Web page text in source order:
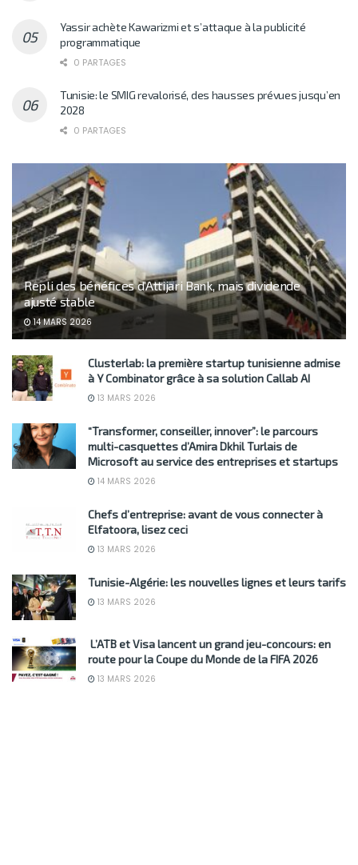
Yassir achète Kawarizmi et s’attaque à la publicité
programmatique
0 PARTAGES
Tunisie: le SMIG revalorisé, des hausses prévues jusqu’en
2028
0 PARTAGES
Repli des bénéfices d’Attijari Bank, mais dividende
ajusté stable
14 MARS 2026
Clusterlab: la première startup tunisienne admise
à Y Combinator grâce à sa solution Callab AI
13 MARS 2026
“Transformer, conseiller, innover”: le parcours
multi-casquettes d’Amira Dkhil Turlais de
Microsoft au service des entreprises et startups
14 MARS 2026
Chefs d’entreprise: avant de vous connecter à
Elfatoora, lisez ceci
13 MARS 2026
Tunisie-Algérie: les nouvelles lignes et leurs tarifs
13 MARS 2026
L’ATB et Visa lancent un grand jeu-concours: en
route pour la Coupe du Monde de la FIFA 2026
13 MARS 2026